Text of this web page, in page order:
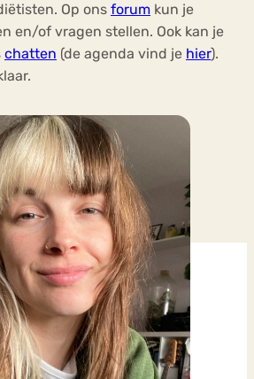
Op ons forum kun je
en/of vragen stellen. Ook kan je
chatten (de agenda vind je hier).